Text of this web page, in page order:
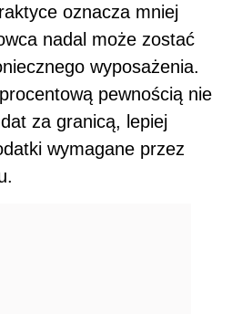
oznacza mniej
nadal może zostać
wyposażenia.
pewnością nie
za granicą, lepiej
wymagane przez